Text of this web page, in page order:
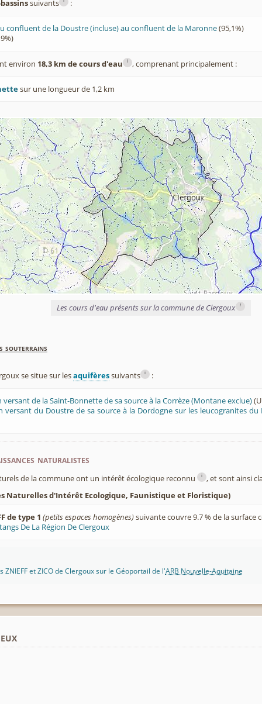
suivants :
confluent de la Doustre (incluse) au confluent de la Maronne(95,1%)
environ 18,3 km de cours d'eau i , comprenant principalement :
sur une longueur de 1,2 km
Les cours d'eau présents sur la commune de Clergoux i
souterrains
se situe sur lesaquifèressuivants i :
versant de la Saint-Bonnette de sa source à la Corrèze (Montane exclue)
versant du Doustre de sa source à la Dordogne sur les leucogranites du
naturalistes
de la commune ont un intérêt écologique reconnu i
, et sont ainsi
Naturelles d'Intérêt Ecologique, Faunistique et Floristique)
de type 1 (petits espaces homogènes)suivante couvre 9.7 % de la surface
De La Région De Clergoux
ZNIEFF et ZICO de Clergoux sur le Géoportail de l'ARB Nouvelle-Aquitaine